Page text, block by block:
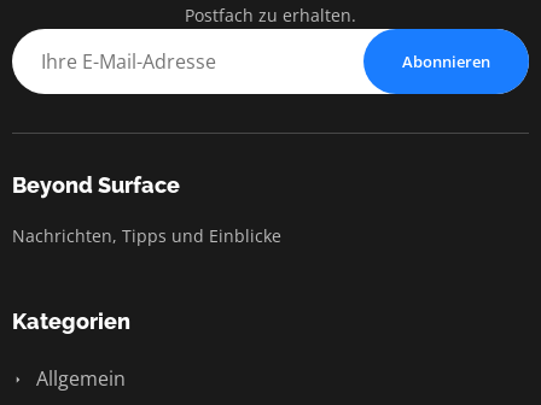
Postfach zu erhalten.
Abonnieren
Beyond Surface
Nachrichten, Tipps und Einblicke
Kategorien
Allgemein